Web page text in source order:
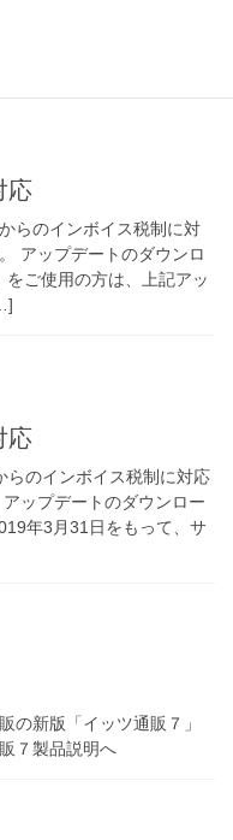
応
らのインボイス税制に対
アップデートのダウンロ
ご使用の方は、上記アッ
応
らのインボイス税制に対応
ップデートのダウンロー
年3月31日をもって、サ
新版「イッツ通販７」
７製品説明へ